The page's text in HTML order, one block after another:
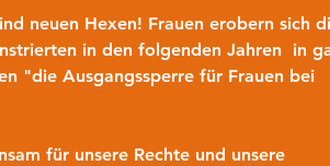
neuen Hexen! Frauen erobern sich
in den folgenden Jahren  in
"die Ausgangssperre für Frauen bei
für unsere Rechte und unsere